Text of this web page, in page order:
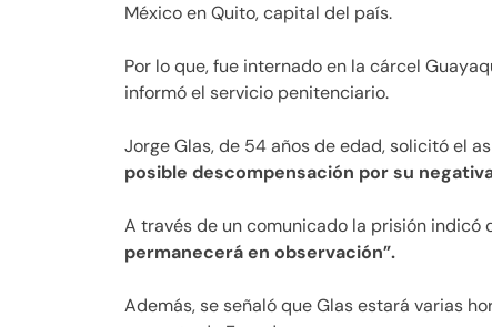
México en Quito, capital del país.
Por lo que, fue internado en la cárcel
informó el servicio penitenciario.
Jorge Glas, de 54 años de edad, solicitó el
posible descompensación por su
A través de un comunicado la prisión indicó
permanecerá en observación”.
Además, se señaló que Glas estará varias